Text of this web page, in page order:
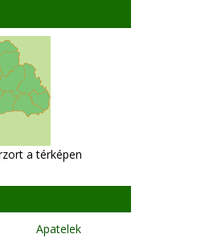
a térképen
Apatelek